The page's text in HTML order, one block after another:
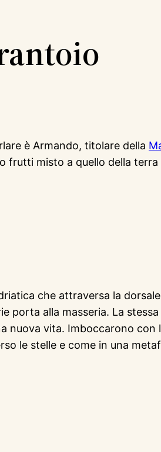
è Armando, titolare della
frutti misto a quello della terra
che attraversa la
alla masseria. La
nuova vita. Imboccarono
le stelle e come in una